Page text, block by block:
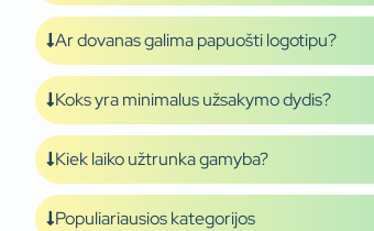
Ar dovanas galima papuošti logotipu?
Koks yra minimalus užsakymo dydis?
Kiek laiko užtrunka gamyba?
Populiariausios kategorijos